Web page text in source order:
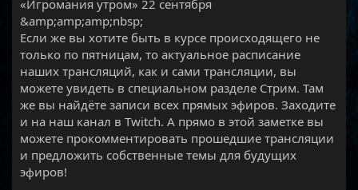
«Игромания утром» 22 сентября
&amp;amp;amp;nbsp;
Если же вы хотите быть в курсе происходящего не
только по пятницам, то актуальное расписание
наших трансляций, как и сами трансляции, вы
можете увидеть в специальном разделе Стрим. Там
же вы найдёте записи всех прямых эфиров. Заходите
и на наш канал в Twitch. А прямо в этой заметке вы
можете прокомментировать прошедшие трансляции
и предложить собственные темы для будущих
эфиров!​